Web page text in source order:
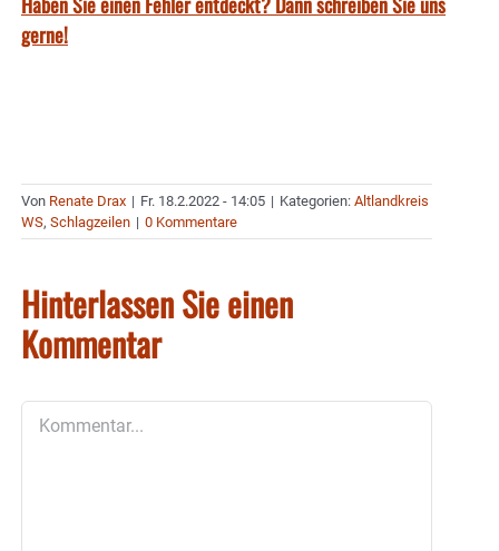
gerne!
Von Renate Drax | Fr. 18.2.2022 - 14:05 | Kategorien: Altlandkreis
WS, Schlagzeilen | 0 Kommentare
Hinterlassen Sie einen
Kommentar